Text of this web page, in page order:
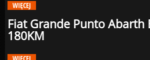
WIĘCEJ
Fiat Grande Punto Abarth
180KM